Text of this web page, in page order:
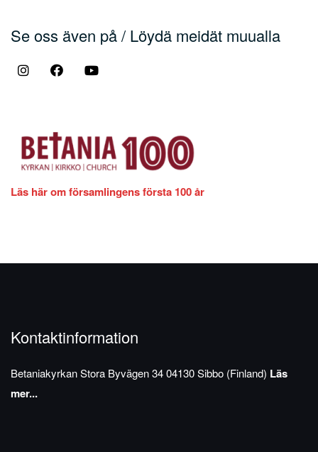
Se oss även på / Löydä meidät muualla
Läs här om församlingens första 100 år
Kontaktinformation
BetaniakyrkanStora Byvägen 3404130 Sibbo (Finland) Läs
mer...